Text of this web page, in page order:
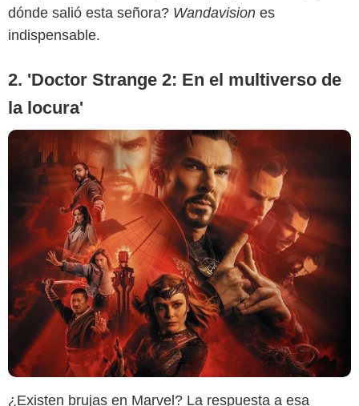
dónde salió esta señora? Wandavision es
indispensable.
2. 'Doctor Strange 2: En el multiverso de
la locura'
¿Existen brujas en Marvel? La respuesta a esa
Marvel Studios